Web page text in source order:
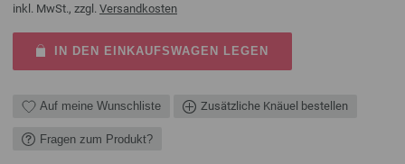
inkl. MwSt., zzgl. Versandkosten
IN DEN EINKAUFSWAGEN LEGEN
Auf meine Wunschliste Zusätzliche Knäuel bestellen
Fragen zum Produkt?